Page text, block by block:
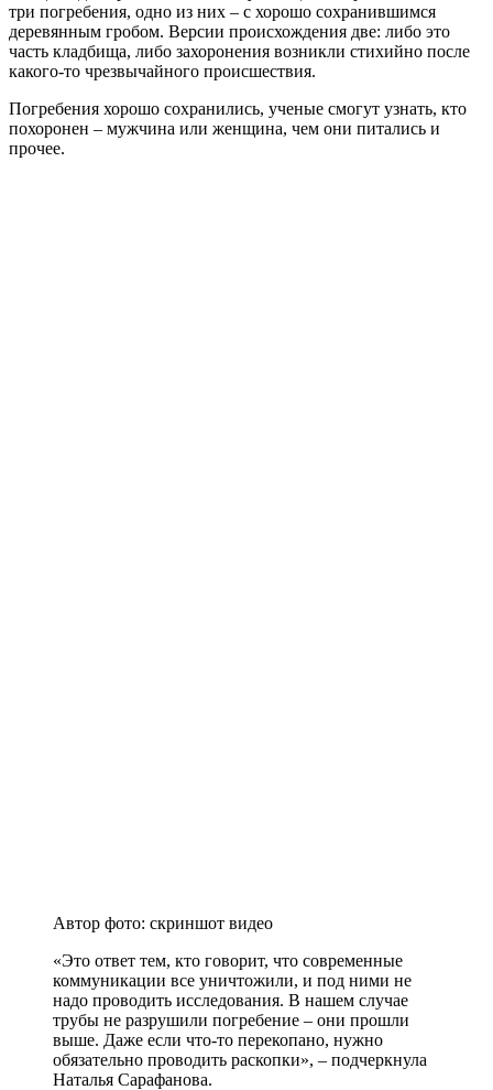
три погребения, одно из них – с хорошо сохранившимся
деревянным гробом. Версии происхождения две: либо это
часть кладбища, либо захоронения возникли стихийно после
какого-то чрезвычайного происшествия.
Погребения хорошо сохранились, ученые смогут узнать, кто
похоронен – мужчина или женщина, чем они питались и
прочее.
Автор фото: скриншот видео
«Это ответ тем, кто говорит, что современные
коммуникации все уничтожили, и под ними не
надо проводить исследования. В нашем случае
трубы не разрушили погребение – они прошли
выше. Даже если что-то перекопано, нужно
обязательно проводить раскопки», – подчеркнула
Наталья Сарафанова.